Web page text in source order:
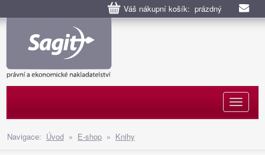
Váš nákupní košík: prázdný
Navigace: Úvod » E-shop » Knihy